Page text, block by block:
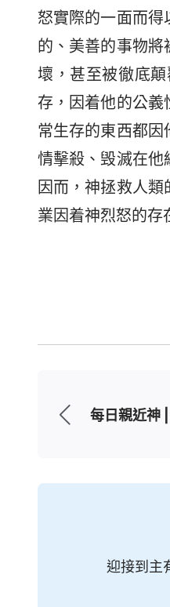
怒實際的一面而得
的、美善的事物
壞，甚至被徹底
存，因着他的公義
常生存的東西都
情擊殺、毁滅在他
因而，神拯救人
業因着神烈怒的存
每日親近神
迎接到主